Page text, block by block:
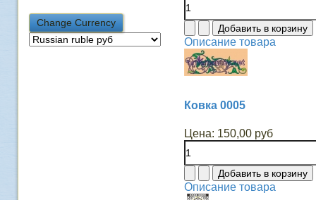
Описание товара
Ковка 0005
Цена: 150,00 руб
Описание товара